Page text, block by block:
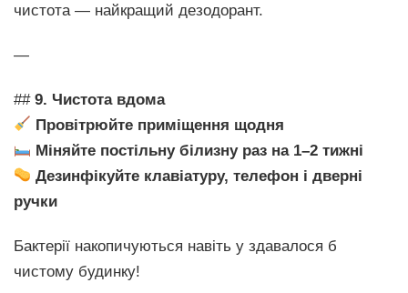
чистота — найкращий дезодорант.
—
## 9. Чистота вдома
Провітрюйте приміщення щодня
Міняйте постільну білизну раз на 1–2 тижні
Дезинфікуйте клавіатуру, телефон і дверні
ручки
Бактерії накопичуються навіть у здавалося б
чистому будинку!